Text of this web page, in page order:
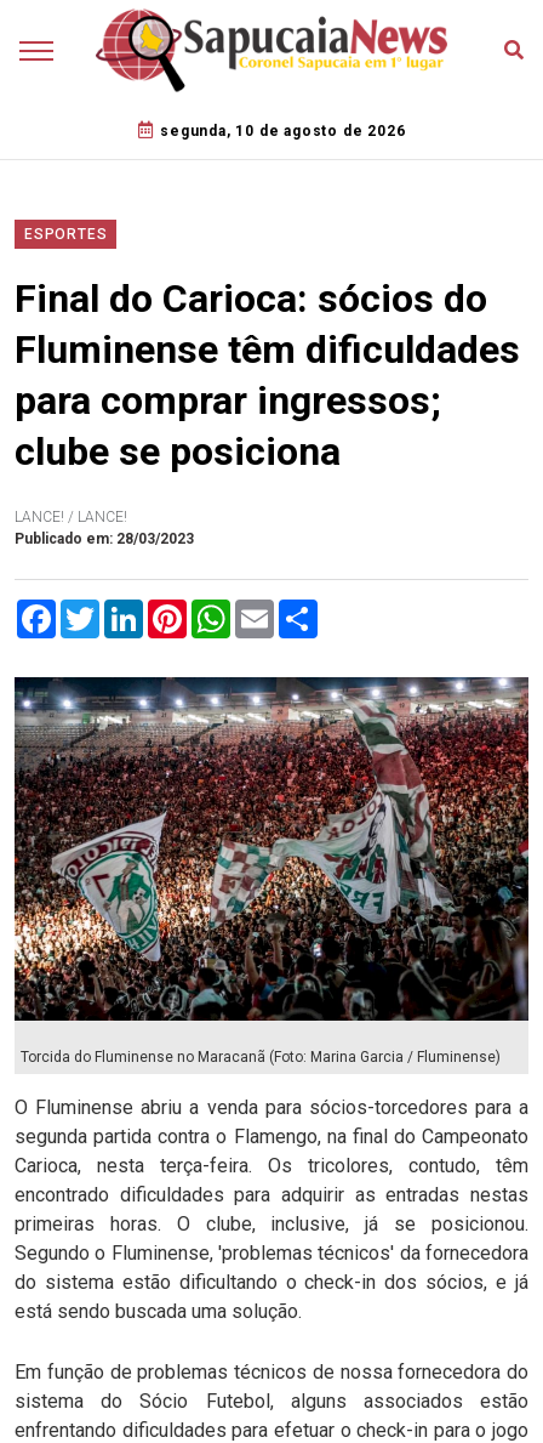
segunda, 10 de agosto de 2026
ESPORTES
Final do Carioca: sócios do
Fluminense têm dificuldades
para comprar ingressos;
clube se posiciona
LANCE! / LANCE!
Publicado em: 28/03/2023
FacebookTwitterLinkedInPinterestWhatsApp
Email
Torcida do Fluminense no Maracanã (Foto: Marina Garcia / Fluminense)
O Fluminense abriu a venda para sócios-torcedores para a
segunda partida contra o Flamengo, na final do Campeonato
Carioca, nesta terça-feira. Os tricolores, contudo, têm
encontrado dificuldades para adquirir as entradas nestas
primeiras horas. O clube, inclusive, já se posicionou.
Segundo o Fluminense, 'problemas técnicos' da fornecedora
do sistema estão dificultando o check-in dos sócios, e já
está sendo buscada uma solução.
Em função de problemas técnicos de nossa fornecedora do
sistema do Sócio Futebol, alguns associados estão
enfrentando dificuldades para efetuar o check-in para o jogo